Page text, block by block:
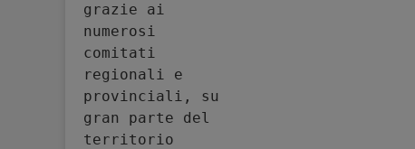
grazie ai
numerosi
comitati
regionali e
provinciali, su
gran parte del
territorio